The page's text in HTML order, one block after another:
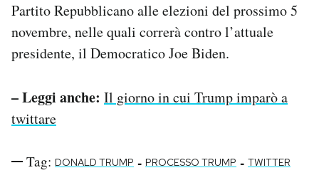
Partito Repubblicano alle elezioni del prossimo 5
novembre, nelle quali correrà contro l’attuale
presidente, il Democratico Joe Biden.
– Leggi anche: Il giorno in cui Trump imparò a
twittare
Tag: DONALD TRUMP - PROCESSO TRUMP - TWITTER